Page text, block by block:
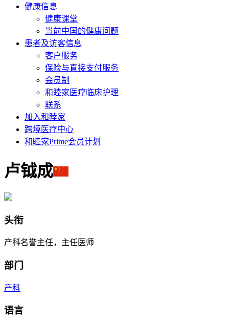
健康信息
健康课堂
当前中国的健康问题
患者及访客信息
客户服务
保险与直接支付服务
会员制
和睦家医疗临床护理
联系
加入和睦家
跨境医疗中心
和睦家Prime会员计划
卢钺成
头衔
产科名誉主任，主任医师
部门
产科
语言